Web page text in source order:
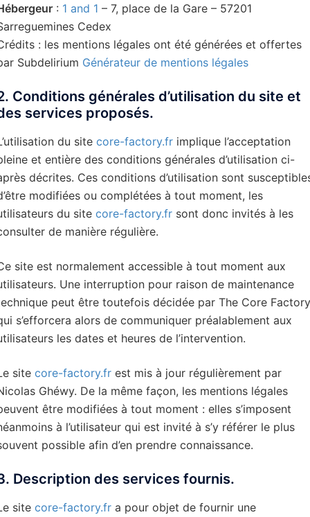
: 1 and 1 – 7, place de la Gare – 57201
Cedex
: les mentions légales ont été générées et offertes
Subdelirium Générateur de mentions légales
Conditions générales d’utilisation du site et
services proposés.
du site core-factory.fr implique l’acceptation
et entière des conditions générales d’utilisation ci-
décrites. Ces conditions d’utilisation sont
modifiées ou complétées à tout moment, les
du site core-factory.fr sont donc invités à les
de manière régulière.
site est normalement accessible à tout moment aux
Une interruption pour raison de maintenance
peut être toutefois décidée par The Core
s’efforcera alors de communiquer préalablement aux
les dates et heures de l’intervention.
site core-factory.fr est mis à jour régulièrement par
Ghéwy. De la même façon, les mentions légales
être modifiées à tout moment : elles s’imposent
à l’utilisateur qui est invité à s’y référer le plus
possible afin d’en prendre connaissance.
Description des services fournis.
site core-factory.fr a pour objet de fournir une